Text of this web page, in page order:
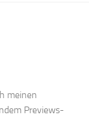
meinen
Previews-